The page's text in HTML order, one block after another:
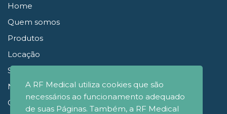
Home
Quem somos
Produtos
Locação
Simuladores
Noticias
Contato
A RF Medical utiliza cookies que são
necessários ao funcionamento adequado
de suas Páginas. Também, a RF Medical